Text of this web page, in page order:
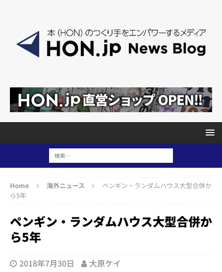
Home 海外ニュース
ペンギン・ランダムハウス大型合併か
ら5年
ペンギン・ランダムハウス大型合併か
ら5年
2018年7月30日 大原ケイ